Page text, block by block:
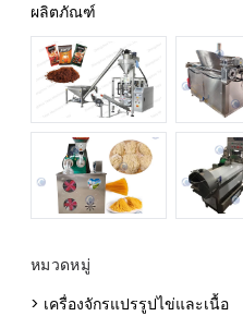
ผลิตภัณฑ์
หมวดหมู่
> เครื่องจักรแปรรูปไข่และเนื้อ